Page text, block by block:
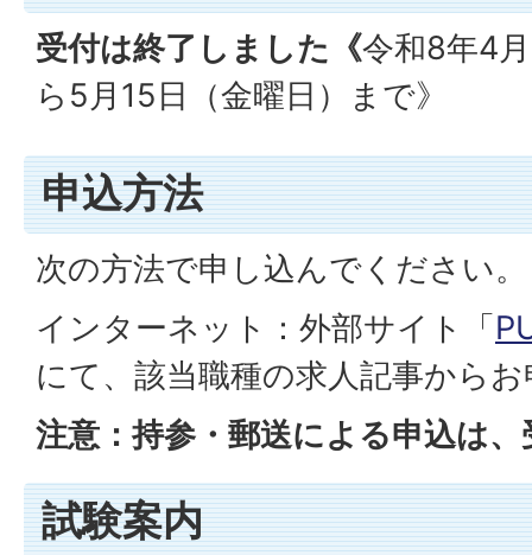
受付は終了しました《令和8年4
ら5月15日（金曜日）まで》
申込方法
次の方法で申し込んでください。
インターネット：外部サイト「
にて、該当職種の求人記事から
注意：持参・郵送による申込は
試験案内